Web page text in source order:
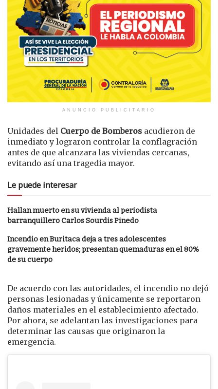
ANUNCIO PUBLICITARIO
Unidades del Cuerpo de Bomberos acudieron de
inmediato y lograron controlar la conflagración
antes de que alcanzara las viviendas cercanas,
evitando así una tragedia mayor.
Le puede interesar
Hallan muerto en su vivienda al periodista
barranquillero Carlos Sourdis Pinedo
Incendio en Buritaca deja a tres adolescentes
gravemente heridos; presentan quemaduras en el 80%
de su cuerpo
De acuerdo con las autoridades, el incendio no dejó
personas lesionadas y únicamente se reportaron
daños materiales en el establecimiento afectado.
Por ahora, se adelantan las investigaciones para
determinar las causas que originaron la
emergencia.